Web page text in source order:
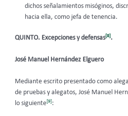
dichos señalamientos misóginos,
hacia ella, como jefa de tenencia.
QUINTO. Excepciones y defensas[8].
José Manuel Hernández Elguero
Mediante escrito presentado como
de pruebas y alegatos, José Manuel
lo siguiente[9]: